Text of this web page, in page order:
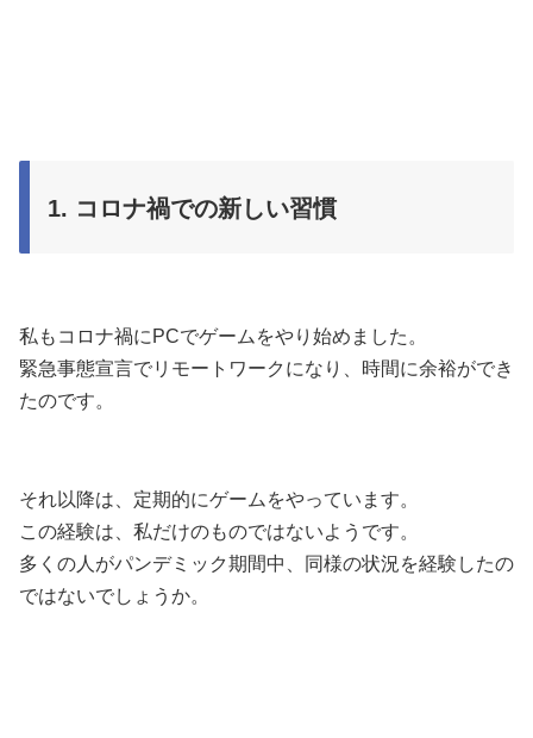
1. コロナ禍での新しい習慣
私もコロナ禍にPCでゲームをやり始めました。
緊急事態宣言でリモートワークになり、時間に余裕ができ
たのです。
それ以降は、定期的にゲームをやっています。
この経験は、私だけのものではないようです。
多くの人がパンデミック期間中、同様の状況を経験したの
ではないでしょうか。